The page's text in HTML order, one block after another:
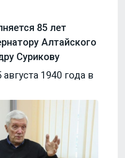
85 лет
Алтайского
Сурикову
1940 года в